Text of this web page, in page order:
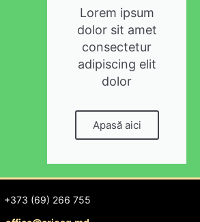
Lorem ipsum
dolor sit amet
consectetur
adipiscing elit
dolor
Apasă aici
+373 (69) 266 755